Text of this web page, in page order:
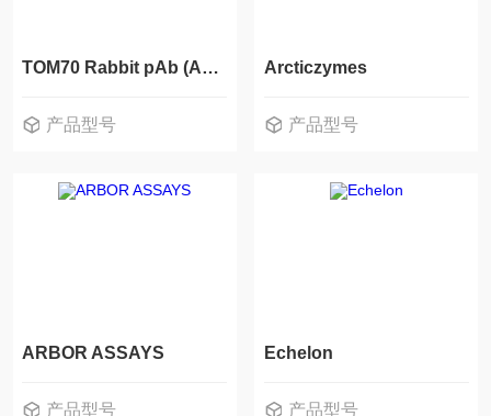
TOM70 Rabbit pAb (APR25483N)
产品型号
Arcticzymes
产品型号
ARBOR ASSAYS
产品型号
Echelon
产品型号